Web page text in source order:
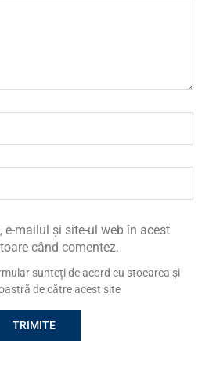
e-mailul și site-ul web în acest
când comentez.
sunteți de acord cu stocarea și
de către acest site